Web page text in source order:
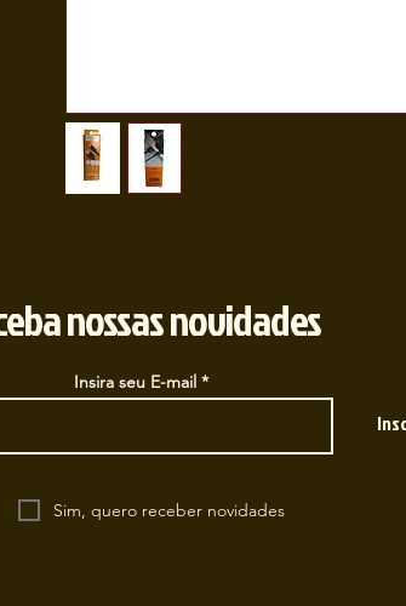
nossas novidades
Insira seu E-mail
Sim, quero receber novidades